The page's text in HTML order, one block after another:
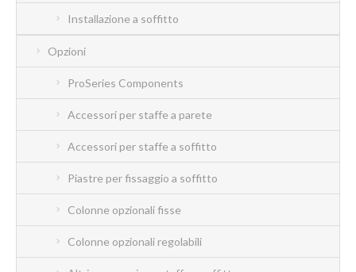
Installazione a soffitto
Opzioni
ProSeries Components
Accessori per staffe a parete
Accessori per staffe a soffitto
Piastre per fissaggio a soffitto
Colonne opzionali fisse
Colonne opzionali regolabili